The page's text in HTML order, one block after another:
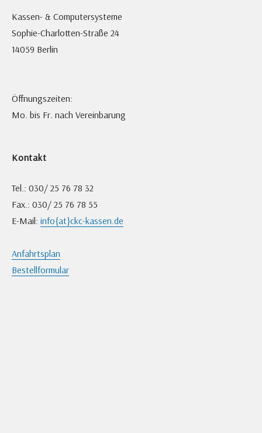
Kassen- & Computersysteme
Sophie-Charlotten-Straße 24
14059 Berlin
Öffnungszeiten:
Mo. bis Fr. nach Vereinbarung
Kontakt
Tel.: 030/ 25 76 78 32
Fax.: 030/ 25 76 78 55
E-Mail: info{at}ckc-kassen.de
Anfahrtsplan
Bestellformular